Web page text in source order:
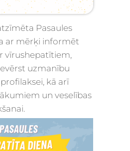
Pasaules
ar mērķi informēt
vīrushepatītiem,
uzmanību
kā arī
un veselības